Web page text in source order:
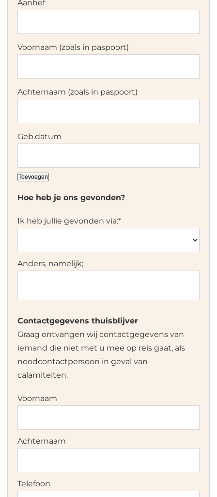
Toevoegen
Hoe heb je ons gevonden?
Ik heb jullie gevonden via:*
Anders, namelijk;
Contactgegevens thuisblijver
Graag ontvangen wij contactgegevens van
iemand die niet met u mee op reis gaat, als
noodcontactpersoon in geval van
calamiteiten.
Voornaam
Achternaam
Telefoon